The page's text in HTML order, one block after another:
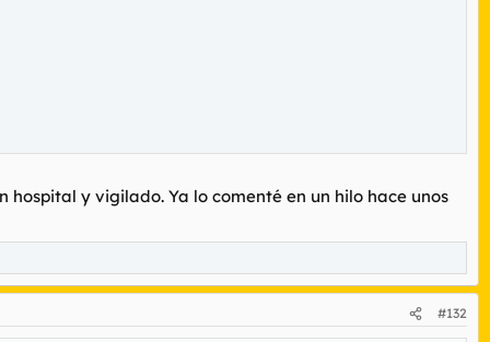
y vigilado. Ya lo comenté en un hilo hace unos
#132